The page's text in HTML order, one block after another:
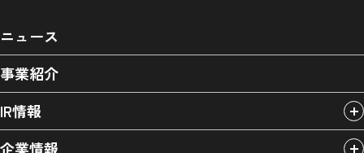
ニュース
事業紹介
IR情報
企業情報